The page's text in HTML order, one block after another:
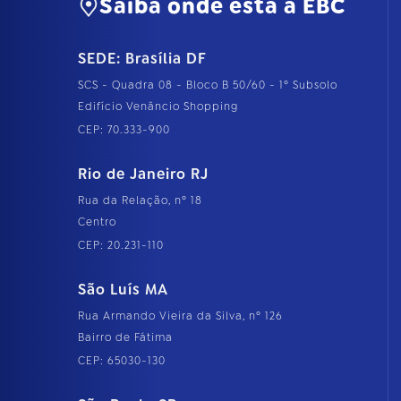
Saiba onde está a EBC
SEDE: Brasília DF
SCS - Quadra 08 - Bloco B 50/60 - 1º Subsolo
Edifício Venâncio Shopping
CEP: 70.333-900
Rio de Janeiro RJ
Rua da Relação, nº 18
Centro
CEP: 20.231-110
São Luís MA
Rua Armando Vieira da Silva, nº 126
Bairro de Fátima
CEP: 65030-130